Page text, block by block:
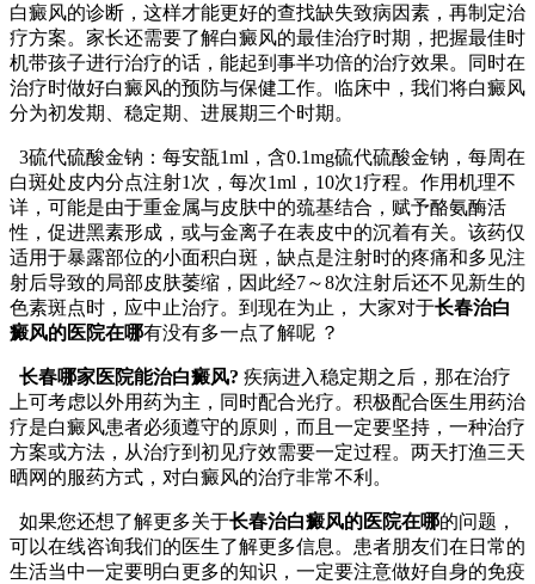
白癜风的诊断，这样才能更好的查找缺失致病因素，再制定治
疗方案。家长还需要了解白癜风的最佳治疗时期，把握最佳时
机带孩子进行治疗的话，能起到事半功倍的治疗效果。同时在
治疗时做好白癜风的预防与保健工作。临床中，我们将白癜风
分为初发期、稳定期、进展期三个时期。
3硫代硫酸金钠：每安瓿1ml，含0.1mg硫代硫酸金钠，每周在
白斑处皮内分点注射1次，每次1ml，10次1疗程。作用机理不
详，可能是由于重金属与皮肤中的巯基结合，赋予酪氨酶活
性，促进黑素形成，或与金离子在表皮中的沉着有关。该药仅
适用于暴露部位的小面积白斑，缺点是注射时的疼痛和多见注
射后导致的局部皮肤萎缩，因此经7～8次注射后还不见新生的
色素斑点时，应中止治疗。到现在为止， 大家对于长春治白
癜风的医院在哪有没有多一点了解呢 ？
长春哪家医院能治白癜风? 疾病进入稳定期之后，那在治疗
上可考虑以外用药为主，同时配合光疗。积极配合医生用药治
疗是白癜风患者必须遵守的原则，而且一定要坚持，一种治疗
方案或方法，从治疗到初见疗效需要一定过程。两天打渔三天
晒网的服药方式，对白癜风的治疗非常不利。
如果您还想了解更多关于长春治白癜风的医院在哪的问题，
可以在线咨询我们的医生了解更多信息。患者朋友们在日常的
生活当中一定要明白更多的知识，一定要注意做好自身的免疫